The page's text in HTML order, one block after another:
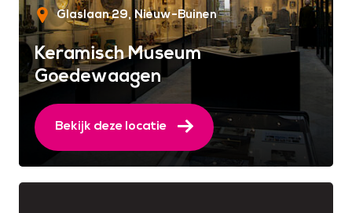
Glaslaan 29 Nieuw-Buinen
Keramisch Museum
Goedewaagen
Bekijk deze locatie